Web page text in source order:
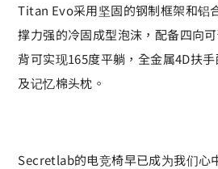
Titan Evo采用坚固的钢制框架和铝
撑力强的冷固成型泡沫，配备四向
背可实现165度平躺，全金属4D扶
及记忆棉头枕。
Secretlab的电竞椅早已成为我们心